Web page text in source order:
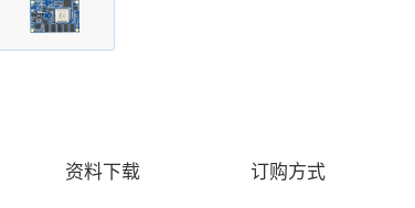
资料下载 订购方式